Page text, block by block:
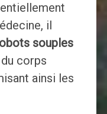
il
souples
corps
ainsi les